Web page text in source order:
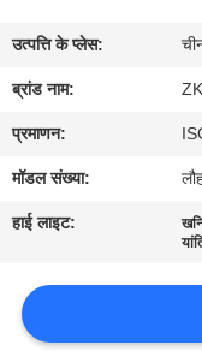
कारखाना
भ्रमण
गुणवत्ता
संपर्क
उत्पत्ति के प्लेस:
ब्रांड नाम:
प्रमाणन:
मॉडल संख्या:
हाई लाइट: